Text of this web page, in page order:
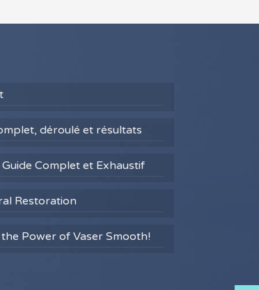
déroulé et résultats
Complet et Exhaustif
Restoration
Power of Vaser Smooth!